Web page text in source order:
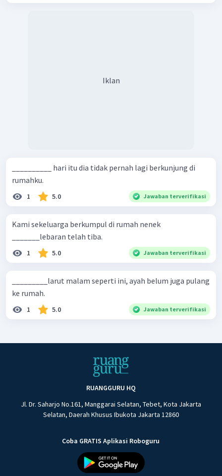
Iklan
__________ hari itu dia tidak pernah lagi berkunjung di
rumahku.
1 5.0 Jawaban terverifikasi
Kami sekeluarga berkumpul di rumah nenek
_______lebaran telah tiba.
1 5.0 Jawaban terverifikasi
_________larut malam seperti ini, ayah belum juga pulang
ke rumah.
1 5.0 Jawaban terverifikasi
RUANGGURU HQ
Jl. Dr. Saharjo No.161, Manggarai Selatan, Tebet, Kota Jakarta
Selatan, Daerah Khusus Ibukota Jakarta 12860
Coba GRATIS Aplikasi Roboguru